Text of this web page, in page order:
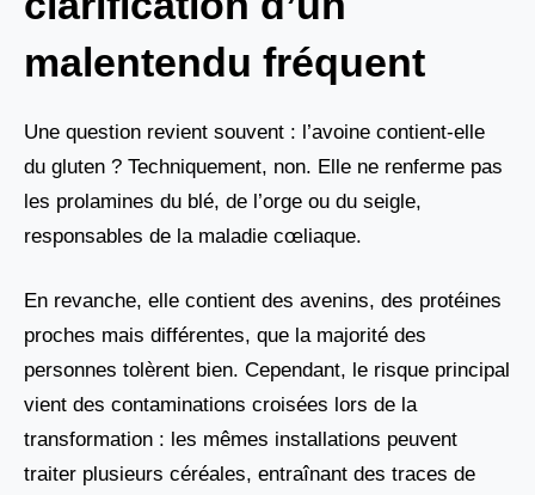
malentendu fréquent
Une question revient souvent : l’avoine contient-elle
du gluten ? Techniquement, non. Elle ne renferme pas
les prolamines du blé, de l’orge ou du seigle,
responsables de la maladie cœliaque.
En revanche, elle contient des avenins, des protéines
proches mais différentes, que la majorité des
personnes tolèrent bien. Cependant, le risque principal
vient des contaminations croisées lors de la
transformation : les mêmes installations peuvent
traiter plusieurs céréales, entraînant des traces de